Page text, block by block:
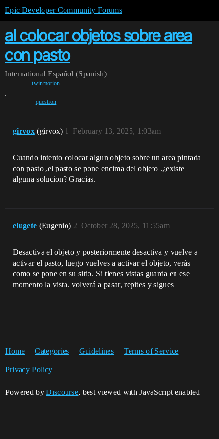
Epic Developer Community Forums
al colocar objetos sobre area
con pasto
International Español (Spanish)
twinmotion
,
question
girvox (girvox) February 13, 2025, 1:03am
1
Cuando intento colocar algun objeto sobre un area pintada
con pasto ,el pasto se pone encima del objeto .¿existe
alguna solucion? Gracias.
elugete (Eugenio) October 28, 2025, 11:55am
2
Desactiva el objeto y posteriormente desactiva y vuelve a
activar el pasto, luego vuelves a activar el objeto, verás
como se pone en su sitio. Si tienes vistas guarda en ese
momento la vista. volverá a pasar, repites y sigues
Home Categories Guidelines Terms of Service
Privacy Policy
Powered byDiscourse, best viewed with JavaScript enabled